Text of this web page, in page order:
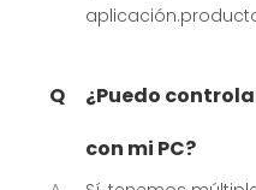
Q
¿Puedo
con mi PC?